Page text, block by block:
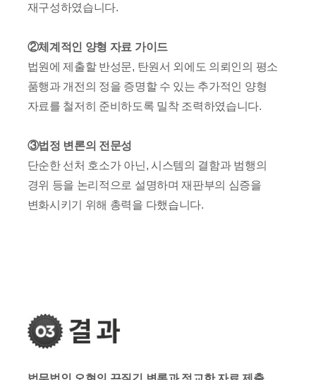
재구성하였습니다.
②체계적인 양형 자료 가이드
법원에 제출할 반성문, 탄원서 외에도 의뢰인의 평소
품행과 개전의 정을 증명할 수 있는 추가적인 양형
자료를 철저히 준비하도록 밀착 조력하였습니다.
③법정 변론의 전문성
단순한 선처 호소가 아닌, 시스템의 결함과 범행의
경위 등을 논리적으로 설명하며 재판부의 심증을
변화시키기 위해 총력을 다했습니다.